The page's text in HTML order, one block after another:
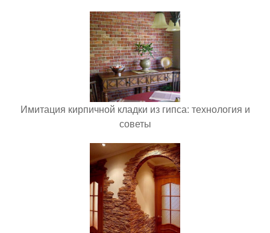
Имитация кирпичной кладки из гипса: технология и
советы